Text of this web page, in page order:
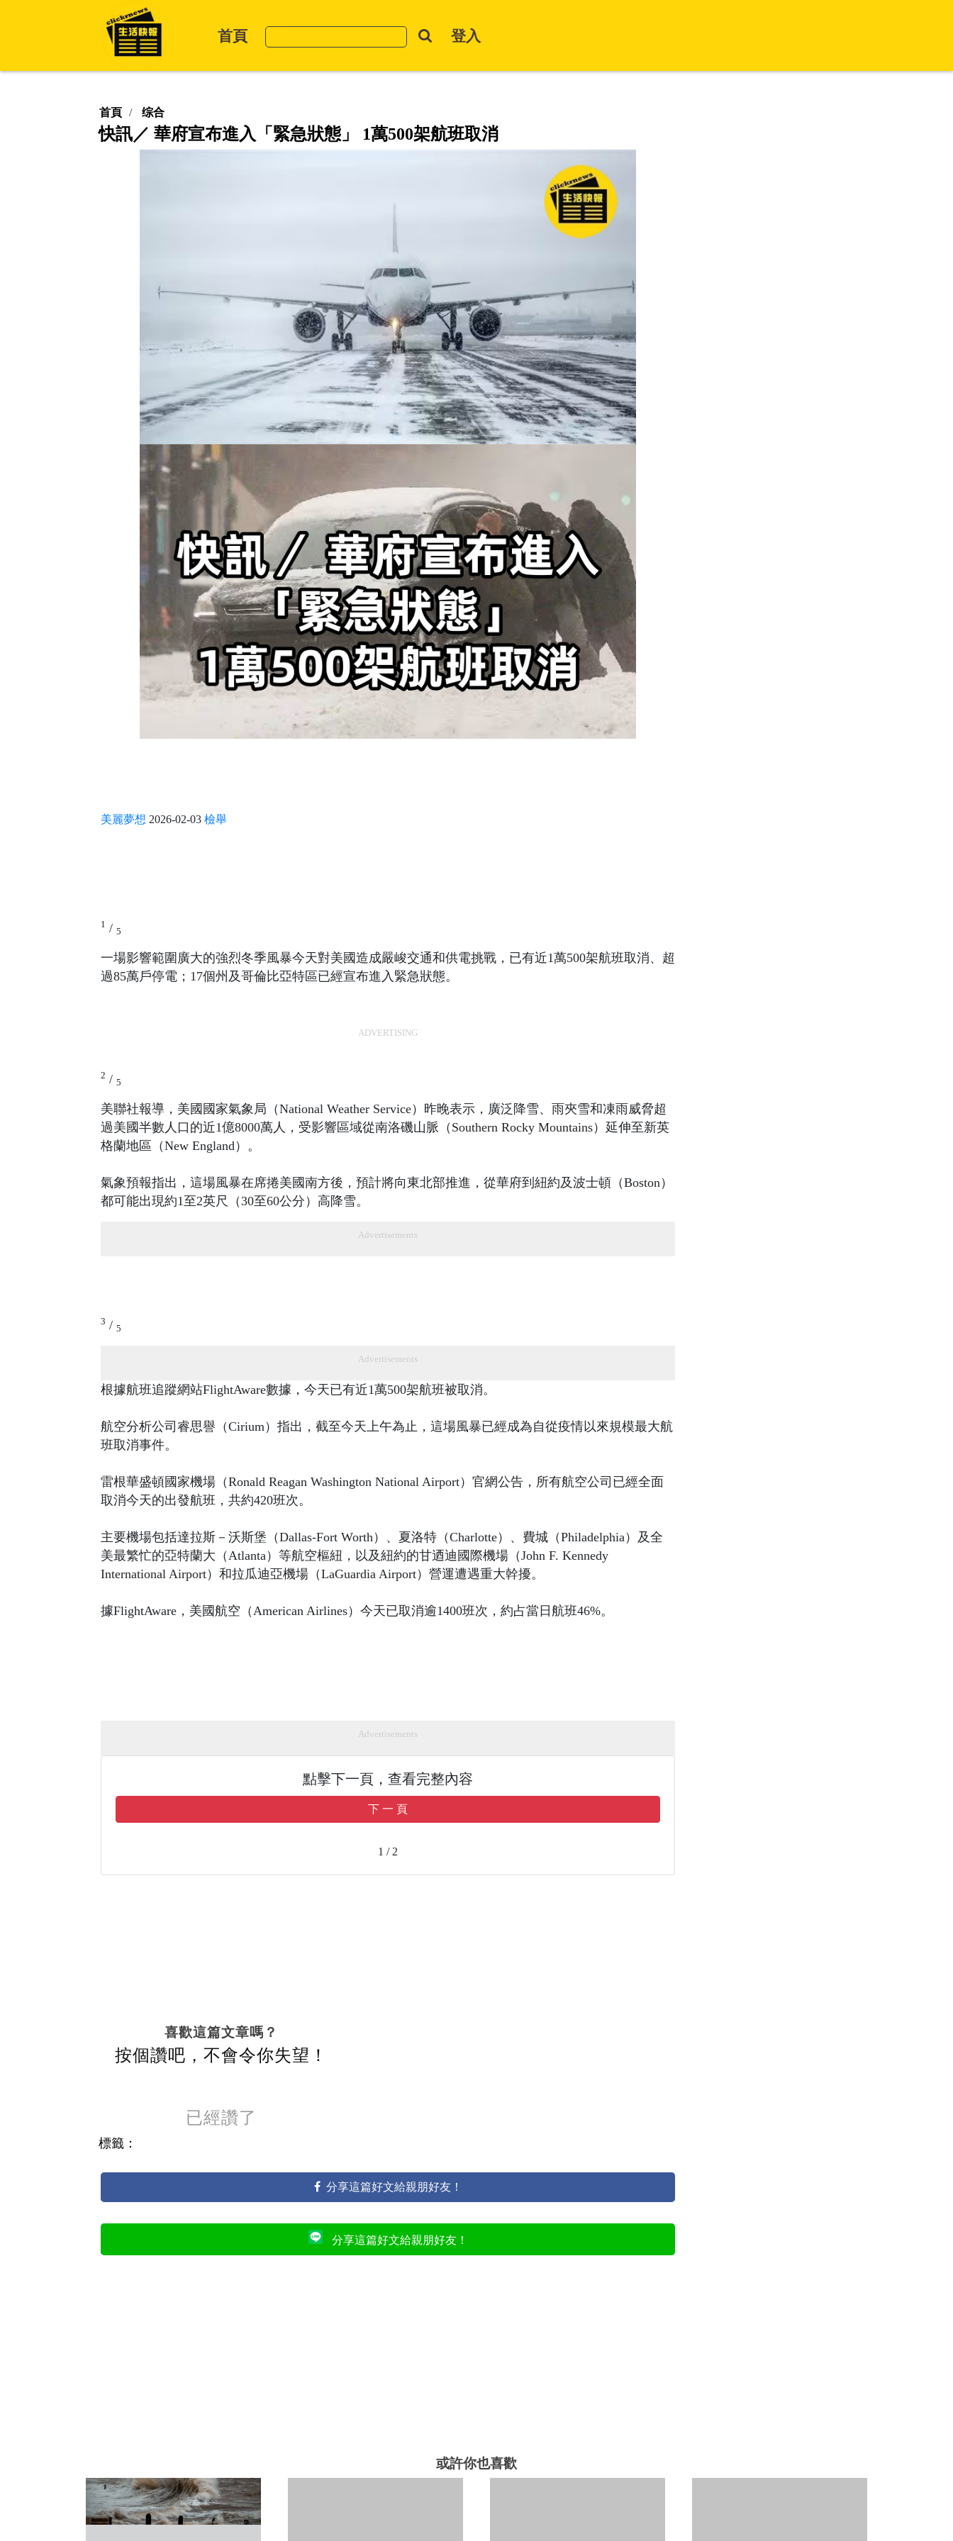
首頁 登入
首頁 综合
快訊／ 華府宣布進入「緊急狀態」 1萬500架航班取消
美麗夢想 2026-02-03 檢舉
1 / 5
一場影響範圍廣大的強烈冬季風暴今天對美國造成嚴峻交通和供電挑戰，已有近1萬500架航班取消、超
過85萬戶停電；17個州及哥倫比亞特區已經宣布進入緊急狀態。
ADVERTISING
2 / 5
美聯社報導，美國國家氣象局（National Weather Service）昨晚表示，廣泛降雪、雨夾雪和凍雨威脅超
過美國半數人口的近1億8000萬人，受影響區域從南洛磯山脈（Southern Rocky Mountains）延伸至新英
格蘭地區（New England）。
氣象預報指出，這場風暴在席捲美國南方後，預計將向東北部推進，從華府到紐約及波士頓（Boston）
都可能出現約1至2英尺（30至60公分）高降雪。
Advertisements
3 / 5
Advertisements
根據航班追蹤網站FlightAware數據，今天已有近1萬500架航班被取消。
航空分析公司睿思譽（Cirium）指出，截至今天上午為止，這場風暴已經成為自從疫情以來規模最大航
班取消事件。
雷根華盛頓國家機場（Ronald Reagan Washington National Airport）官網公告，所有航空公司已經全面
取消今天的出發航班，共約420班次。
主要機場包括達拉斯－沃斯堡（Dallas-Fort Worth）、夏洛特（Charlotte）、費城（Philadelphia）及全
美最繁忙的亞特蘭大（Atlanta）等航空樞紐，以及紐約的甘迺迪國際機場（John F. Kennedy
International Airport）和拉瓜迪亞機場（LaGuardia Airport）營運遭遇重大幹擾。
據FlightAware，美國航空（American Airlines）今天已取消逾1400班次，約占當日航班46%。
Advertisements
點擊下一頁，查看完整內容
下 一 頁
1 / 2
喜歡這篇文章嗎？
按個讚吧，不會令你失望！
已經讚了
標籤：
分享這篇好文給親朋好友！
分享這篇好文給親朋好友！
或許你也喜歡